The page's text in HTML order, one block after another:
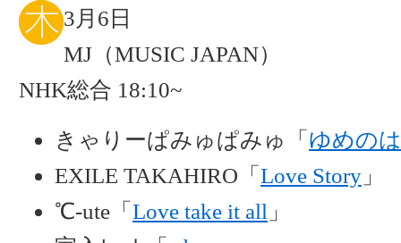
3月6日
MJ（MUSIC JAPAN）
NHK総合 18:10~
きゃりーぱみゅぱみゅ「 ゆめの
EXILE TAKAHIRO「 Love Story 」
℃-ute「 Love take it all 」